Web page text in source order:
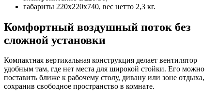
габариты 220x220x740, вес нетто 2,3 кг.
Комфортный воздушный поток без
сложной установки
Компактная вертикальная конструкция делает вентилятор
удобным там, где нет места для широкой стойки. Его можно
поставить ближе к рабочему столу, дивану или зоне отдыха,
сохранив свободное пространство в комнате.